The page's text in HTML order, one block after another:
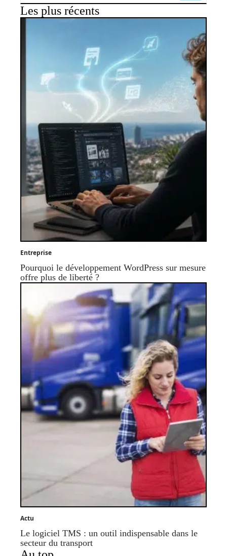
Les plus récents
Entreprise
Pourquoi le développement WordPress sur mesure
offre plus de liberté ?
Actu
Le logiciel TMS : un outil indispensable dans le
secteur du transport